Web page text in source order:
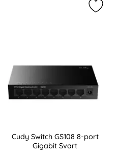
Cudy Switch GS108 8-port
Gigabit Svart